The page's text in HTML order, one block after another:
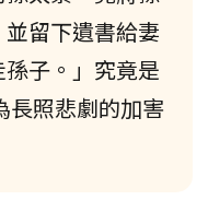
留下遺書給妻
子。」究竟是
長照悲劇的加害